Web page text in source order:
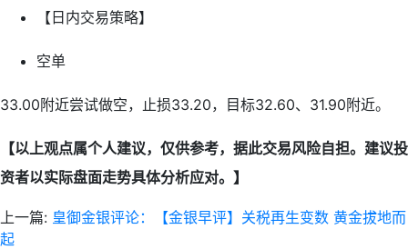
【日内交易策略】
空单
33.00附近尝试做空，止损33.20，目标32.60、31.90附近。
【以上观点属个人建议，仅供参考，据此交易风险自担。建议投
资者以实际盘面走势具体分析应对。】
上一篇: 皇御金银评论：【金银早评】关税再生变数 黄金拔地而
起